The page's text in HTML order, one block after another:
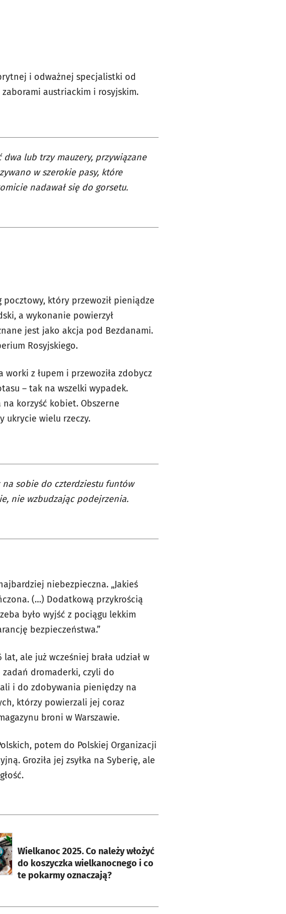
i odważnej specjalistki od
austriackim i rosyjskim.
lub trzy mauzery, przywiązane
w szerokie pasy, które
nadawał się do gorsetu.
pocztowy, który przewoził pieniądze
a wykonanie powierzył
jest jako akcja pod Bezdanami.
Rosyjskiego.
worki z łupem i przewoziła zdobycz
– tak na wszelki wypadek.
na korzyść kobiet. Obszerne
ukrycie wielu rzeczy.
na sobie do czterdziestu funtów
nie wzbudzając podejrzenia.
niebezpieczna. „Jakieś
(…) Dodatkową przykrością
było wyjść z pociągu lekkim
bezpieczeństwa.”
ale już wcześniej brała udział w
dromaderki, czyli do
i do zdobywania pieniędzy na
którzy powierzali jej coraz
broni w Warszawie.
potem do Polskiej Organizacji
Groziła jej zsyłka na Syberię, ale
Wielkanoc 2025. Co należy włożyć
do koszyczka wielkanocnego i co
te pokarmy oznaczają?
nowej karcie